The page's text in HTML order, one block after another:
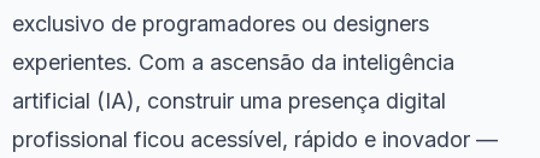
exclusivo de programadores ou designers
experientes. Com a ascensão da inteligência
artificial (IA), construir uma presença digital
profissional ficou acessível, rápido e inovador —